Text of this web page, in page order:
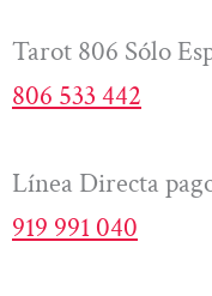
Tarot 806 Sólo
806 533 442
Línea Directa
919 991 040